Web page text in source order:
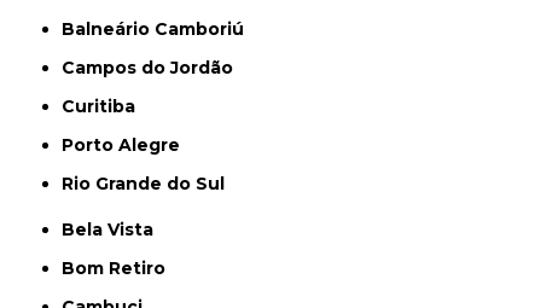
Balneário Camboriú
Campos do Jordão
Curitiba
Porto Alegre
Rio Grande do Sul
Bela Vista
Bom Retiro